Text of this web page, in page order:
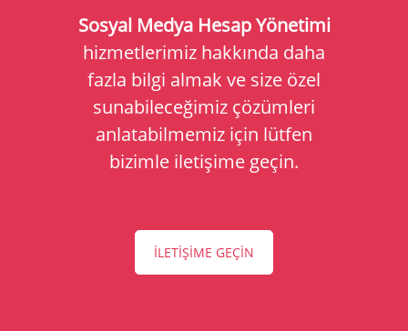
Sosyal Medya Hesap Yönetimi
hizmetlerimiz hakkında daha
fazla bilgi almak ve size özel
sunabileceğimiz çözümleri
anlatabilmemiz için lütfen
bizimle iletişime geçin.
İLETİŞİME GEÇİN